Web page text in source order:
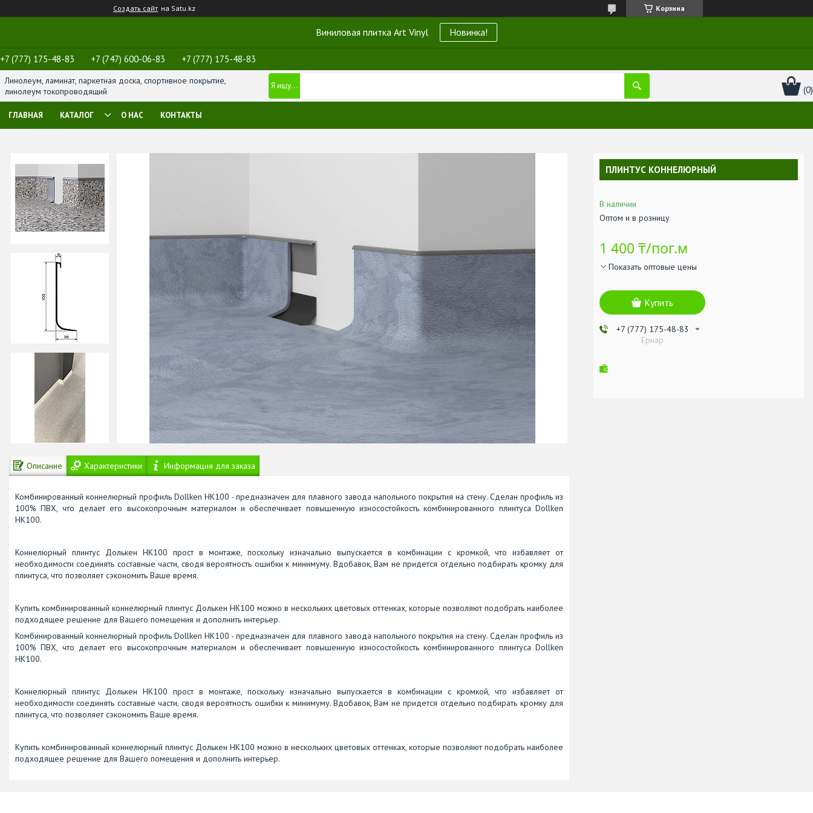
Создать сайт на Satu.kz Корзина
Виниловая плитка Art Vinyl Новинка!
+7 (777) 175-48-83 +7 (747) 600-06-83 +7 (777) 175-48-83
Линолеум, ламинат, паркетная доска, спортивное покрытие,
линолеум токопроводящий
ГЛАВНАЯ КАТАЛОГ О НАС КОНТАКТЫ
Описание Характеристики Информация для заказа
Комбинированный коннелюрный профиль Dollken НК100 - предназначен для плавного завода напольного покрытия на стену. Сделан профиль из
100% ПВХ, что делает его высокопрочным материалом и обеспечивает повышенную износостойкость комбинированного плинтуса Dollken
НК100.
Коннелюрный плинтус Долькен НК100 прост в монтаже, поскольку изначально выпускается в комбинации с кромкой, что избавляет от
необходимости соединять составные части, сводя вероятность ошибки к минимуму. Вдобавок, Вам не придется отдельно подбирать кромку для
плинтуса, что позволяет сэкономить Ваше время.
Купить комбинированный коннелюрный плинтус Долькен НК100 можно в нескольких цветовых оттенках, которые позволяют подобрать наиболее
подходящее решение для Вашего помещения и дополнить интерьер.
Комбинированный коннелюрный профиль Dollken НК100 - предназначен для плавного завода напольного покрытия на стену. Сделан профиль из
100% ПВХ, что делает его высокопрочным материалом и обеспечивает повышенную износостойкость комбинированного плинтуса Dollken
НК100.
Коннелюрный плинтус Долькен НК100 прост в монтаже, поскольку изначально выпускается в комбинации с кромкой, что избавляет от
необходимости соединять составные части, сводя вероятность ошибки к минимуму. Вдобавок, Вам не придется отдельно подбирать кромку для
плинтуса, что позволяет сэкономить Ваше время.
Купить комбинированный коннелюрный плинтус Долькен НК100 можно в нескольких цветовых оттенках, которые позволяют подобрать наиболее
подходящее решение для Вашего помещения и дополнить интерьер.
ПЛИНТУС КОННЕЛЮРНЫЙ
В наличии
Оптом и в розницу
1 400 ₸/пог.м
Показать оптовые цены
Купить
+7 (777) 175-48-83
Ернар